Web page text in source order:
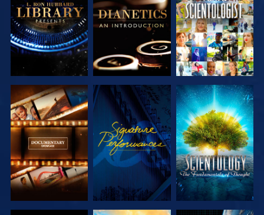
ENTDECKEN
ENTDECKEN
SERIE
ENTDECKEN
ANSEHEN
SERIE
ENTDECKEN